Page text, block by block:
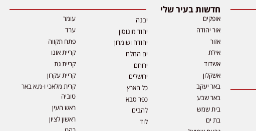
חדשות בעיר שלי
אופקים
אור יהודה
אזור
אילת
אשדוד
אשקלון
באר יעקב
באר שבע
בית שמש
בת ים
יבנה
יהוד מונוסון
יהודה ושומרון
ים המלח
ירוחם
ירושלים
כל הארץ
כפר סבא
להבים
לוד
עומר
ערד
פתח תקווה
קריית אונו
קריית גת
קריית עקרון
קרית מלאכי ו-מ.א באר
טוביה
ראש העין
ראשון לציון